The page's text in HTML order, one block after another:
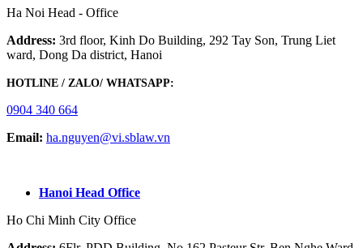
Ha Noi Head - Office
Address: 3rd floor, Kinh Do Building, 292 Tay Son, Trung Liet
ward, Dong Da district, Hanoi
HOTLINE / ZALO/ WHATSAPP:
0904 340 664
Email: ha.nguyen@vi.sblaw.vn
Hanoi Head Office
Ho Chi Minh City Office